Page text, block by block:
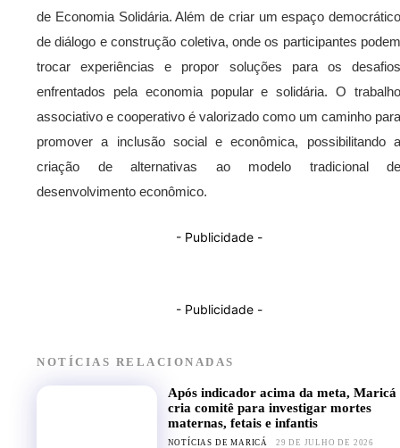
de Economia Solidária. Além de criar um espaço democrático
de diálogo e construção coletiva, onde os participantes podem
trocar experiências e propor soluções para os desafios
enfrentados pela economia popular e solidária. O trabalho
associativo e cooperativo é valorizado como um caminho para
promover a inclusão social e econômica, possibilitando a
criação de alternativas ao modelo tradicional de
desenvolvimento econômico.
- Publicidade -
- Publicidade -
NOTÍCIAS RELACIONADAS
Após indicador acima da meta, Maricá
cria comitê para investigar mortes
maternas, fetais e infantis
NOTÍCIAS DE MARICÁ 29 DE JULHO DE 2026